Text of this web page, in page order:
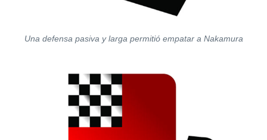
Una defensa pasiva y larga permitió empatar a Nakamura